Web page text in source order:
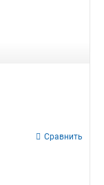
Сравнить